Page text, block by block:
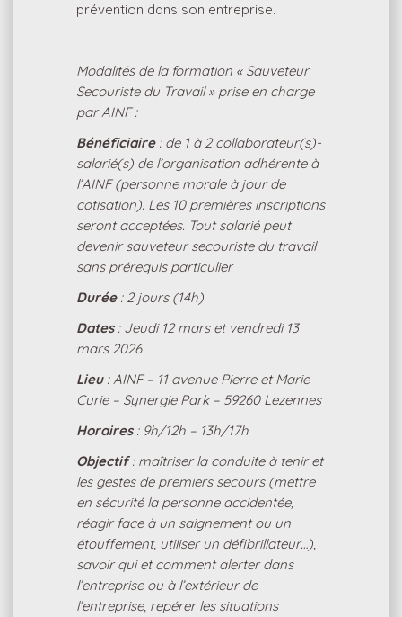
prévention dans son entreprise.
Modalités de la formation « Sauveteur
Secouriste du Travail » prise en charge
par AINF :
Bénéficiaire: de 1 à 2 collaborateur(s)-
salarié(s) de l’organisation adhérente à
l’AINF (personne morale à jour de
cotisation). Les 10 premières inscriptions
seront acceptées. Tout salarié peut
devenir sauveteur secouriste du travail
sans prérequis particulier
Durée: 2 jours (14h)
Dates: Jeudi 12 mars et vendredi 13
mars 2026
Lieu: AINF – 11 avenue Pierre et Marie
Curie – Synergie Park – 59260 Lezennes
Horaires: 9h/12h – 13h/17h
Objectif: maîtriser la conduite à tenir et
les gestes de premiers secours (mettre
en sécurité la personne accidentée,
réagir face à un saignement ou un
étouffement, utiliser un défibrillateur…),
savoir qui et comment alerter dans
l’entreprise ou à l’extérieur de
l’entreprise, repérer les situations